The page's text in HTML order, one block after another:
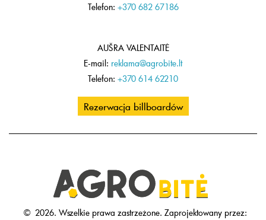
Telefon: +370 682 67186
AUŠRA VALENTAITĖ
E-mail: reklama@agrobite.lt
Telefon: +370 614 62210
Rezerwacja billboardów
© 2026. Wszelkie prawa zastrzeżone. Zaprojektowany przez: